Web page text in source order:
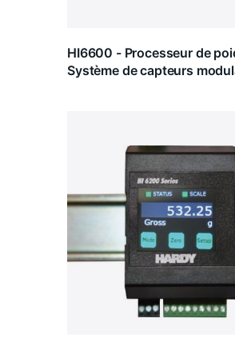
HI6600 - Processeur de
Système de capteurs